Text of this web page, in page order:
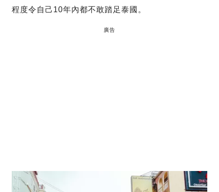
程度令自己10年內都不敢踏足泰國。
廣告